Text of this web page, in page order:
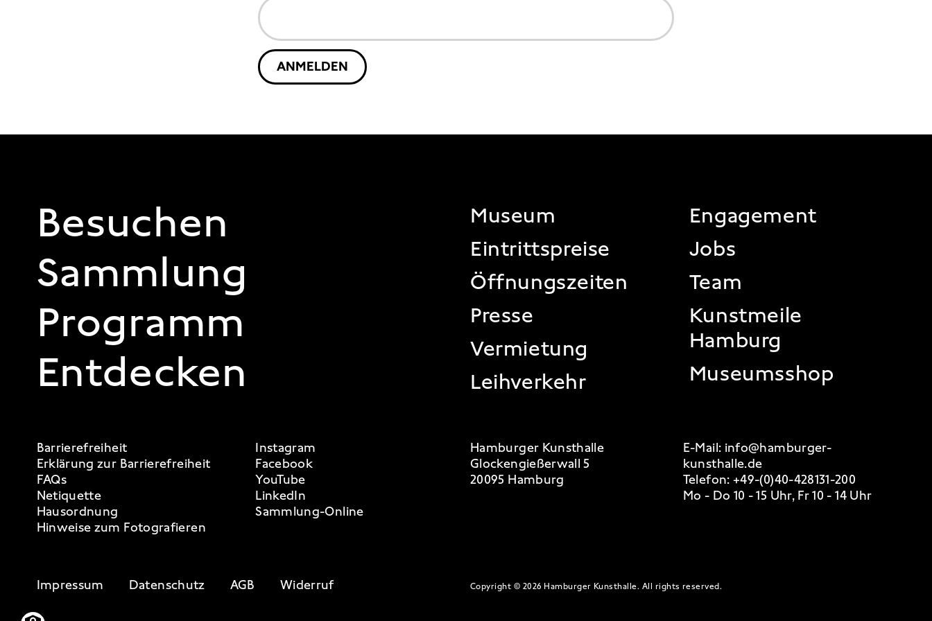
ANMELDEN
FOOTER 1
Besuchen
Sammlung
Programm
Entdecken
FOOTER 2
Museum
Eintrittspreise
Öffnungszeiten
Presse
Vermietung
Leihverkehr
Engagement
Jobs
Team
Kunstmeile
Hamburg
Museumsshop
FOOTER 3
Barrierefreiheit
Erklärung zur Barrierefreiheit
FAQs
Netiquette
Hausordnung
Hinweise zum Fotografieren
Instagram
Facebook
YouTube
LinkedIn
Sammlung-Online
FOOTER 4
Impressum Datenschutz AGB Widerruf
Hamburger Kunsthalle
Glockengießerwall 5
20095 Hamburg
E-Mail: info@hamburger-
kunsthalle.de
Telefon: +49-(0)40-428131-200
Mo - Do 10 - 15 Uhr, Fr 10 - 14 Uhr
Copyright © 2026 Hamburger Kunsthalle. All rights reserved.